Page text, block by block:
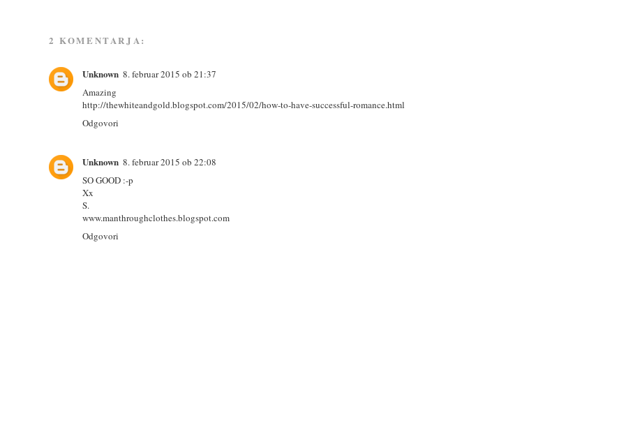
2 KOMENTARJA:
Unknown 8. februar 2015 ob 21:37
Amazing
http://thewhiteandgold.blogspot.com/2015/02/how-to-have-successful-romance.html
Odgovori
Unknown 8. februar 2015 ob 22:08
SO GOOD :-p
Xx
S.
www.manthroughclothes.blogspot.com
Odgovori